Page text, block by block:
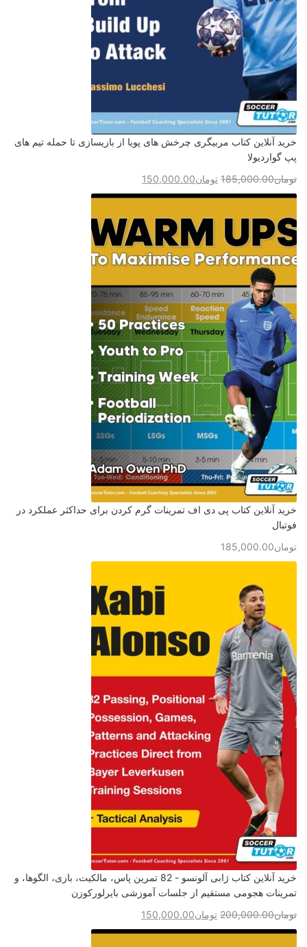
خرید آنلاین کتاب مربیگری چرخش های پویا از بازیسازی تا حمله تیم های
پپ گواردیولا
تومان185,000.00 تومان150,000.00
خرید آنلاین کتاب پی دی اف تمرینات گرم کردن برای حداکثر عملکرد در
فوتبال
تومان185,000.00
خرید آنلاین کتاب ژابی آلونسو - 82 تمرین پاس، مالکیت، بازی، الگوها، و
تمرینات هجومی مستقیم از جلسات آموزشی بایرلورکوزن
تومان200,000.00 تومان150,000.00